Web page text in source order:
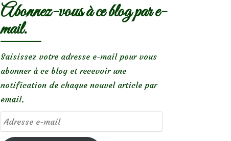
Abonnez-vous à ce blog par e-
mail.
Saisissez votre adresse e-mail pour vous
abonner à ce blog et recevoir une
notification de chaque nouvel article par
email.
Adresse
e-